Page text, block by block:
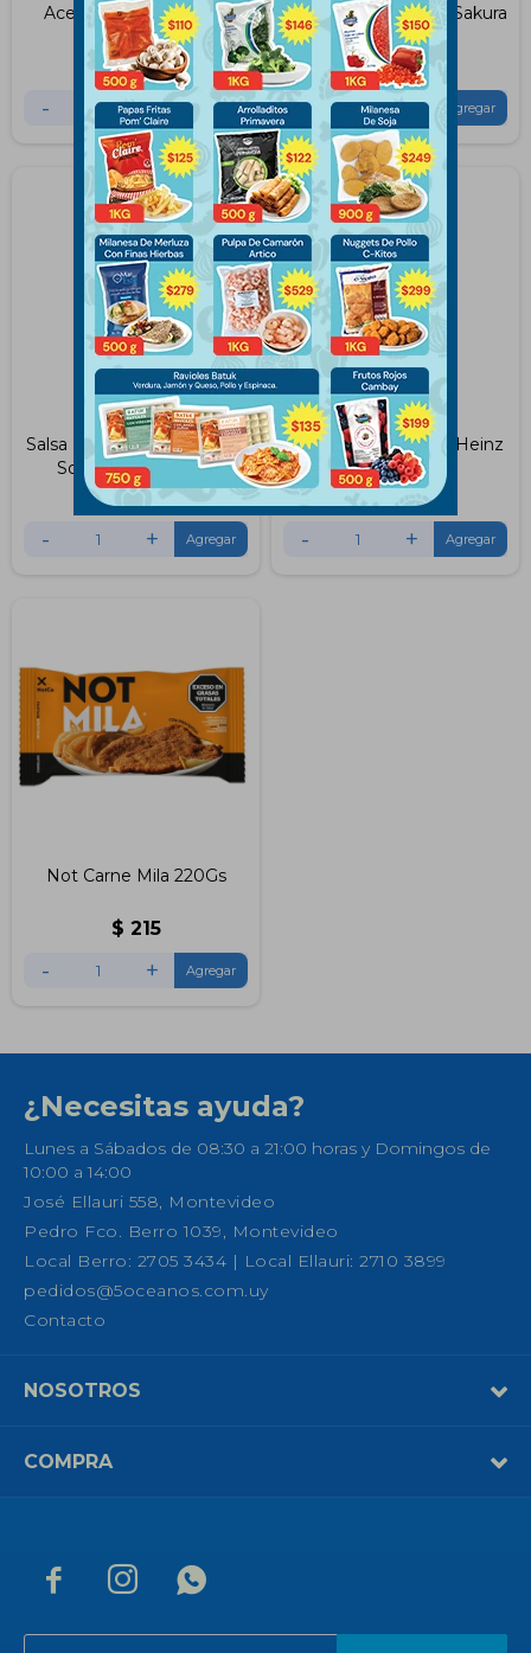
Aceite De Oliva 250ml
Emigrante
$ 219
- +
Salsa De Soja 150ml Sakura
$ 89
- +
Salsa De Soja Reducida En
Sodio 150ml Sakura
$ 89
- +
Salsa De Soja 150ml Heinz
$ 100
- +
Not Carne Mila 220Gs
$ 215
- +
  
¿Necesitas ayuda?
Lunes a Sábados de 08:30 a 21:00 horas y Domingos de
10:00 a 14:00
José Ellauri 558, Montevideo
Pedro Fco. Berro 1039, Montevideo
Local Berro: 2705 3434 | Local Ellauri: 2710 3899
pedidos@5oceanos.com.uy
Contacto
NOSOTROS
COMPRA